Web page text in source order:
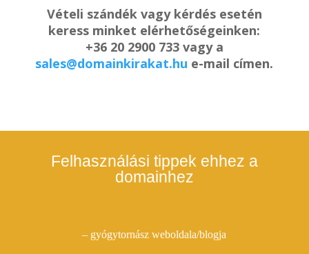
Vételi szándék vagy kérdés esetén
keress minket elérhetőségeinken:
+36 20 2900 733 vagy a
sales@domainkirakat.hu e-mail címen.
Felhasználási tippek ehhez a
domainhez
– gyógytornász weboldala/blogja